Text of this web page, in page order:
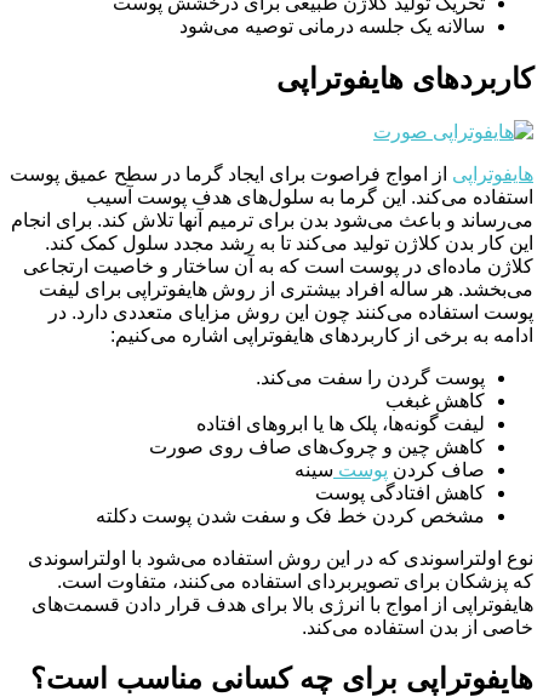
سالانه یک جلسه درمانی توصیه می‌شود
کاربردهای هایفوتراپی
هایفوتراپی از امواج فراصوت برای ایجاد گرما در سطح عمیق پوست
استفاده می‌کند. این گرما به سلول‌های هدف پوست آسیب
می‌رساند و باعث می‌شود بدن برای ترمیم آنها تلاش کند. برای انجام
این کار بدن کلاژن تولید می‌کند تا به رشد مجدد سلول کمک کند.
کلاژن ماده‌ای در پوست است که به آن ساختار و خاصیت ارتجاعی
می‌بخشد. هر ساله افراد بیشتری از روش هایفوتراپی برای لیفت
پوست استفاده می‌کنند چون این روش مزایای متعددی دارد. در
ادامه به برخی از کاربردهای هایفوتراپی اشاره می‌کنیم:
پوست گردن را سفت می‌کند.
کاهش غبغب
لیفت گونه‌ها، پلک ها یا ابروهای افتاده
کاهش چین و چروک‌های صاف روی صورت
صاف کردن پوست سینه
کاهش افتادگی پوست
مشخص کردن خط فک و سفت شدن پوست دکلته
نوع اولتراسوندی که در این روش استفاده می‌شود با اولتراسوندی
که پزشکان برای تصویربردای استفاده می‌کنند، متفاوت است.
هایفوتراپی از امواج با انرژی بالا برای هدف قرار دادن قسمت‌های
خاصی از بدن استفاده می‌کند.
هایفوتراپی برای چه کسانی مناسب است؟